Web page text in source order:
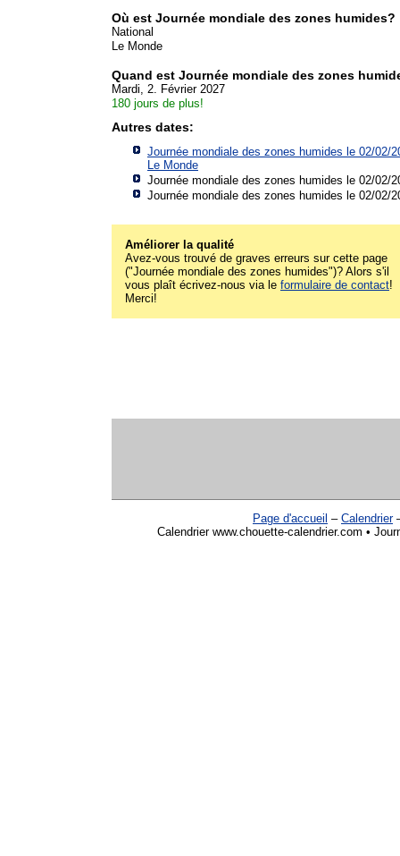
Où est Journée mondiale des zones humides?
National
Le Monde
Quand est Journée mondiale des zones
Mardi, 2. Février 2027
180 jours de plus!
Autres dates:
Journée mondiale des zones humides le 02/02/
Le Monde
Journée mondiale des zones humides le 02/02/
Journée mondiale des zones humides le 02/02/
Améliorer la qualité
Avez-vous trouvé de graves erreurs sur cette page
("Journée mondiale des zones humides")? Alors s'il
vous plaît écrivez-nous via le formulaire de contact!
Merci!
Page d'accueil – Calendrier
Calendrier www.chouette-calendrier.com •